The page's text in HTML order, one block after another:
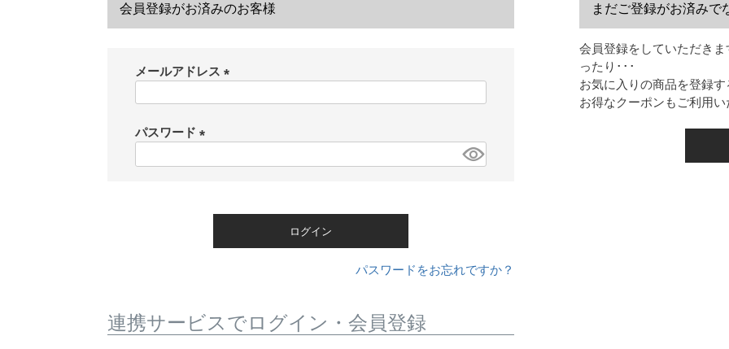
会員登録がお済みのお客様
メールアドレス
パスワード
ログイン
パスワードをお忘れですか？
連携サービスでログイン・会員登録
まだご登録がお済みで
会員登録をしていただき
ったり･･･
お気に入りの商品を登録
お得なクーポンもご利用